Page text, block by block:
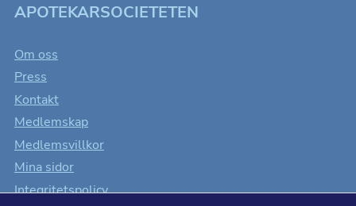
APOTEKARSOCIETETEN
Om oss
Press
Kontakt
Medlemskap
Medlemsvillkor
Mina sidor
Integritetspolicy